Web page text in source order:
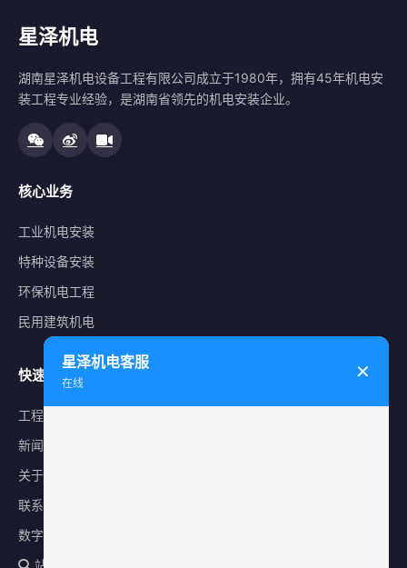
星泽机电
湖南星泽机电设备工程有限公司成立于1980年，拥有45年机电安
装工程专业经验，是湖南省领先的机电安装企业。
核心业务
工业机电安装
特种设备安装
环保机电工程
民用建筑机电
快速导航
工程案例
新闻中心
关于星泽
联系我们
数字化平台
星泽机电客服
在线
✕